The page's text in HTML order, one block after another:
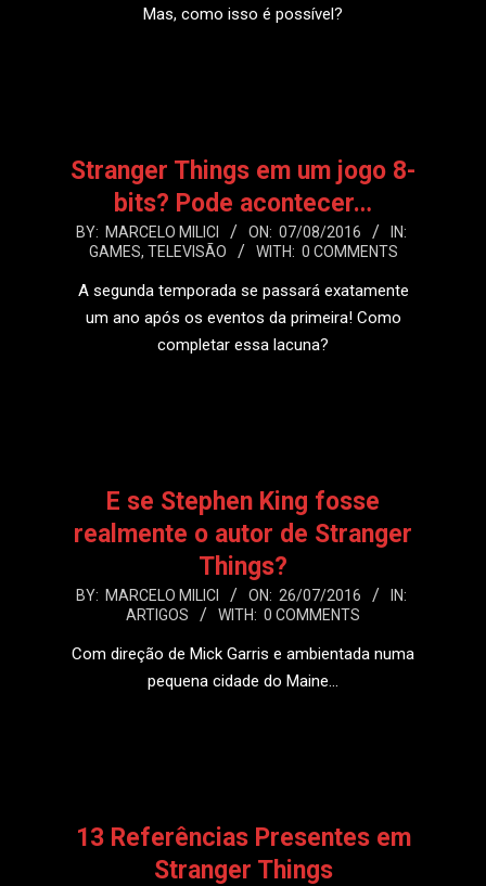
Mas, como isso é possível?
Stranger Things em um jogo 8-
bits? Pode acontecer…
2016-
07
BY: MARCELO MILICI ON: 07/08/2016
IN:
GAMES, TELEVISÃO WITH: 0 COMMENTS
A segunda temporada se passará exatamente
um ano após os eventos da primeira! Como
completar essa lacuna?
E se Stephen King fosse
realmente o autor de Stranger
Things?
2016-
26
BY: MARCELO MILICI ON: 26/07/2016
IN:
ARTIGOS
WITH: 0 COMMENTS
Com direção de Mick Garris e ambientada numa
pequena cidade do Maine…
13 Referências Presentes em
Stranger Things